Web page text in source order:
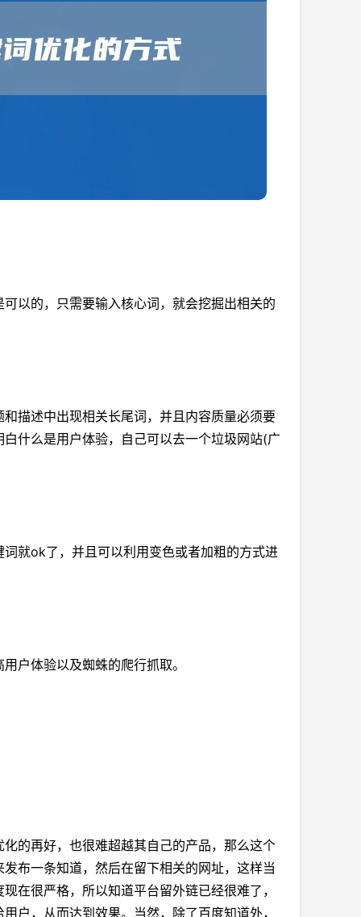
的，只需要输入核心词，就会挖掘出相关的
述中出现相关长尾词，并且内容质量必须要
什么是用户体验，自己可以去一个垃圾网站(广
ok了，并且可以利用变色或者加粗的方式进
体验以及蜘蛛的爬行抓取。
再好，也很难超越其自己的产品，那么这个
布一条知道，然后在留下相关的网址，这样当
在很严格，所以知道平台留外链已经很难了，
户，从而达到效果。当然，除了百度知道外，